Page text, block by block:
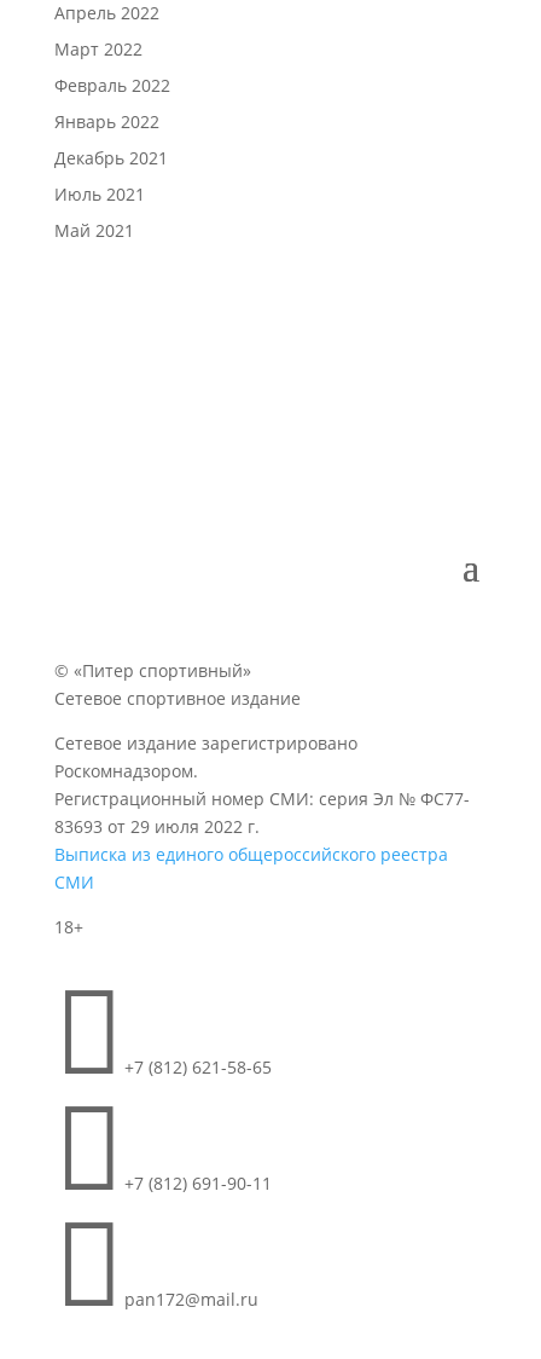
Апрель 2022
Март 2022
Февраль 2022
Январь 2022
Декабрь 2021
Июль 2021
Май 2021
© «Питер спортивный»
Сетевое спортивное издание
Сетевое издание зарегистрировано
Роскомнадзором.
Регистрационный номер СМИ: серия Эл № ФС77-
83693 от 29 июля 2022 г.
Выписка из единого общероссийского реестра
СМИ
18+
 +7 (812) 621-58-65
 +7 (812) 691-90-11
 pan172@mail.ru